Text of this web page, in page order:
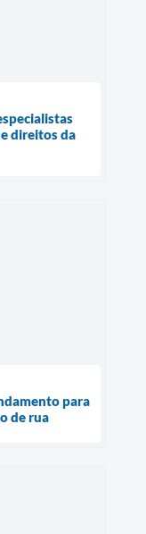
direitos da
para
de rua